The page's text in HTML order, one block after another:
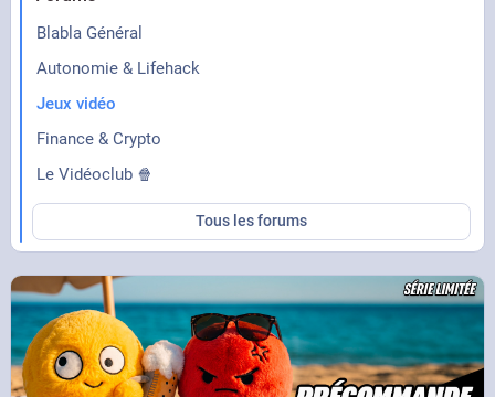
Blabla Général
Autonomie & Lifehack
Jeux vidéo
Finance & Crypto
Le Vidéoclub 🍿
Tous les forums